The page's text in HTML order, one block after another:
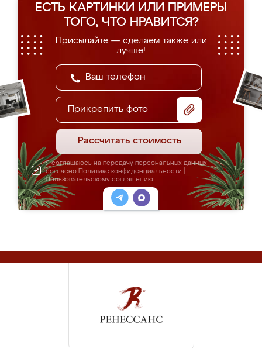
ЕСТЬ КАРТИНКИ ИЛИ ПРИМЕРЫ
ТОГО, ЧТО НРАВИТСЯ?
Присылайте — сделаем также или
лучше!
Прикрепить фото
Рассчитать стоимость
Я соглашаюсь на передачу персональных данных
согласно Политике конфиденциальности
Пользовательскому соглашению